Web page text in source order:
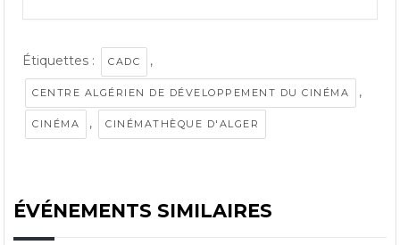
Étiquettes : CADC ,
CENTRE ALGÉRIEN DE DÉVELOPPEMENT DU CINÉMA ,
CINÉMA , CINÉMATHÈQUE D'ALGER
ÉVÉNEMENTS SIMILAIRES